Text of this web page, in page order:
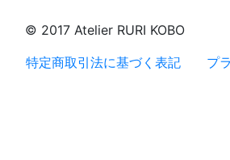
© 2017 Atelier RURI KOBO
特定商取引法に基づく表記
プ